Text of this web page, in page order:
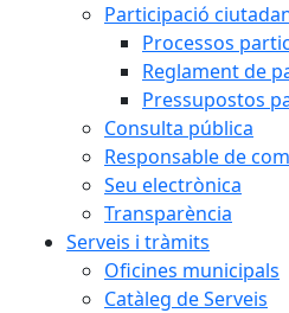
Participació
Processos
Reglament de
Pressupostos
Consulta pública
Responsable de
Seu electrònica
Transparència
Serveis i tràmits
Oficines municipals
Catàleg de Serveis